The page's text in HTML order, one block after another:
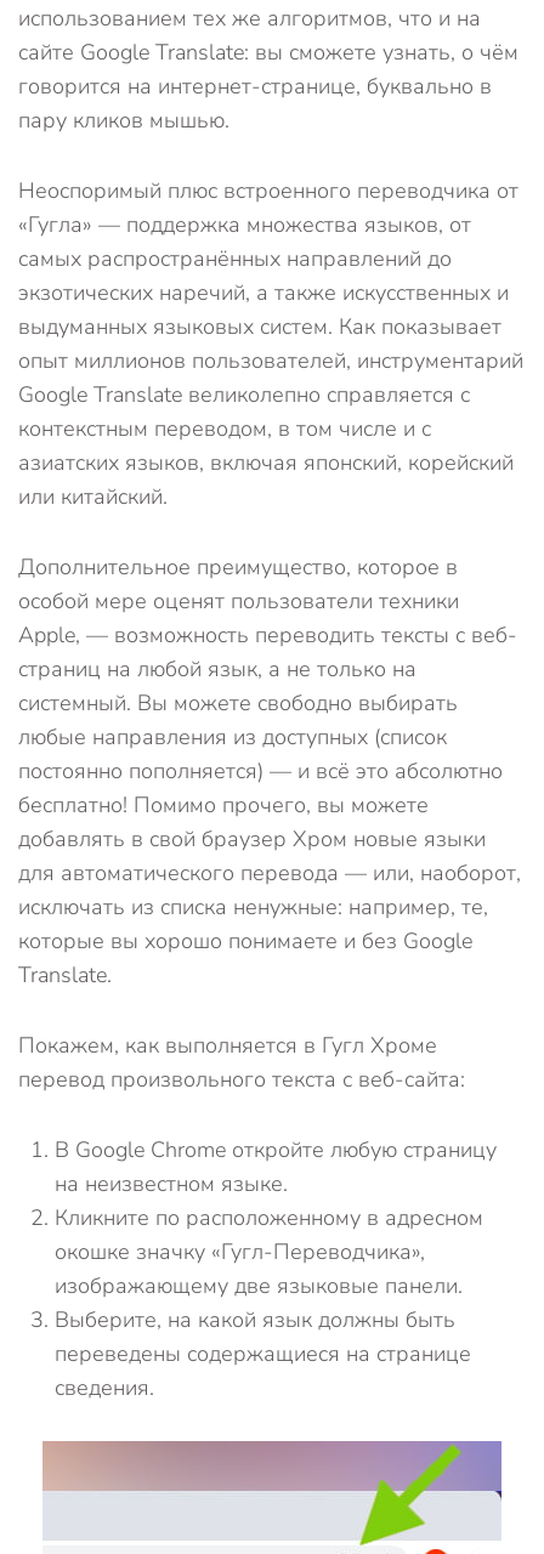
использованием тех же алгоритмов, что и на
сайте Google Translate: вы сможете узнать, о чём
говорится на интернет-странице, буквально в
пару кликов мышью.
Неоспоримый плюс встроенного переводчика от
«Гугла» — поддержка множества языков, от
самых распространённых направлений до
экзотических наречий, а также искусственных и
выдуманных языковых систем. Как показывает
опыт миллионов пользователей, инструментарий
Google Translate великолепно справляется с
контекстным переводом, в том числе и с
азиатских языков, включая японский, корейский
или китайский.
Дополнительное преимущество, которое в
особой мере оценят пользователи техники
Apple, — возможность переводить тексты с веб-
страниц на любой язык, а не только на
системный. Вы можете свободно выбирать
любые направления из доступных (список
постоянно пополняется) — и всё это абсолютно
бесплатно! Помимо прочего, вы можете
добавлять в свой браузер Хром новые языки
для автоматического перевода — или, наоборот,
исключать из списка ненужные: например, те,
которые вы хорошо понимаете и без Google
Translate.
Покажем, как выполняется в Гугл Хроме
перевод произвольного текста с веб-сайта:
В Google Chrome откройте любую страницу
на неизвестном языке.
Кликните по расположенному в адресном
окошке значку «Гугл-Переводчика»,
изображающему две языковые панели.
Выберите, на какой язык должны быть
переведены содержащиеся на странице
сведения.